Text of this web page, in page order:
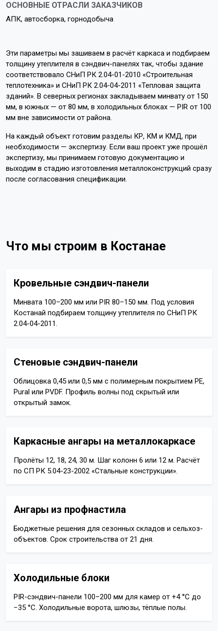
ОСНОВНЫЕ ОТРАСЛИ ЗАКАЗЧИКОВ
АПК, автосборка, горнодобыча
Эти параметры мы зашиваем в расчёт каркаса и подбираем
толщину утеплителя в сэндвич-панелях так, чтобы здание
соответствовало СНиП РК 2.04-01-2010 «Строительная
теплотехника» и СНиП РК 2.04-04-2011 «Тепловая защита
зданий». В северных регионах закладываем минвату от 150
мм, в южных — от 80 мм, в холодильных блоках — PIR от 100
мм вне зависимости от района.
На каждый объект готовим разделы КР, КМ и КМД, при
необходимости — экспертизу. Если ваш проект уже прошёл
экспертизу, мы принимаем готовую документацию и
выходим в стадию изготовления металлоконструкций сразу
после согласования спецификации.
Что мы строим в Костанае
Кровельные сэндвич-панели
Минвата 100–200 мм или PIR 80–150 мм. Под условия
Костанай подбираем толщину утеплителя по СНиП РК
2.04-04-2011.
Стеновые сэндвич-панели
Облицовка 0,45 или 0,5 мм с полимерным покрытием PE,
Pural или PVDF. Профиль волны под скрытый или
открытый замок.
Каркасные ангары на металлокаркасе
Пролёты 12, 18, 24, 30 м. Шаг колонн 6 или 12 м. Расчёт
по СП РК 5.04-23-2002 «Стальные конструкции».
Ангары из профнастила
Бюджетные решения для сезонных складов и сельхоз-
объектов. Срок строительства от 21 дня.
Холодильные блоки
PIR-сэндвич-панели 100–200 мм для камер от +4 °C до
−35 °C. Холодильные ворота, шлюзы, тёплые полы.